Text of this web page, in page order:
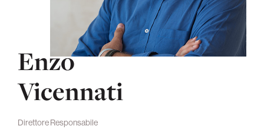
Enzo
Vicennati
Direttore Responsabile